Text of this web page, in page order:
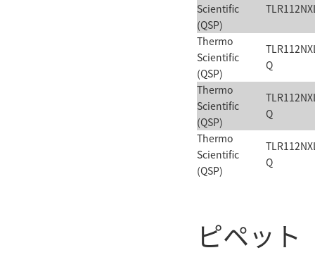
Scientific
(QSP)
Thermo
Scientific
(QSP)
Q
Thermo
Scientific
(QSP)
Q
Thermo
Scientific
(QSP)
Q
ピペット